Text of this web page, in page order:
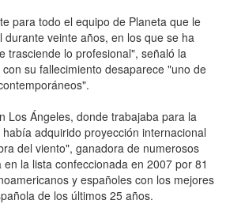
para todo el equipo de Planeta que le
durante veinte años, en los que se ha
trasciende lo profesional", señaló la
su fallecimiento desaparece "uno de
Los Ángeles, donde trabajaba para la
adquirido proyección internacional
del viento", ganadora de numerosos
la lista confeccionada en 2007 por 81
y españoles con los mejores
de los últimos 25 años.